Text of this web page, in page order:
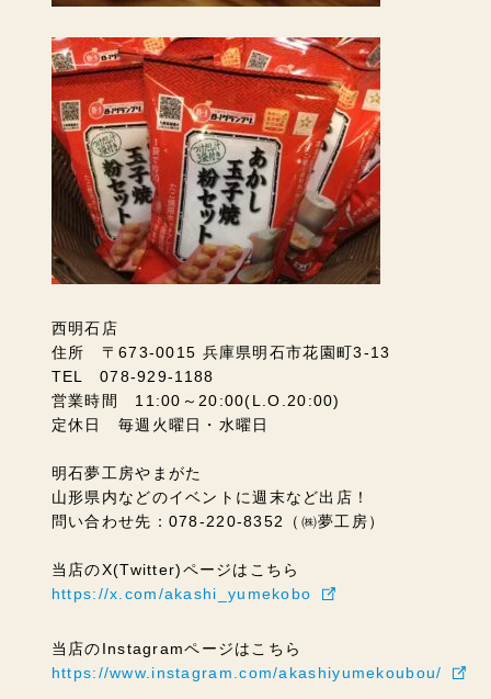
西明石店
住所 〒673-0015 兵庫県明石市花園町3-13
TEL 078-929-1188
営業時間 11:00～20:00(L.O.20:00)
定休日 毎週火曜日・水曜日
明石夢工房やまがた
山形県内などのイベントに週末など出店！
問い合わせ先：078-220-8352（㈱夢工房）
当店のX(Twitter)ページはこちら
https://x.com/akashi_yumekobo
当店のInstagramページはこちら
https://www.instagram.com/akashiyumekoubou/